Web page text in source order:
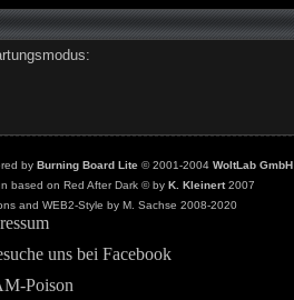
by Burning Board Lite© 2001-2004 WoltLab GmbH
based on Red After Dark © by K. Kleinert2007
and WEB2-Style by M. Sachse 2008-2020
uns bei Facebook
Poison